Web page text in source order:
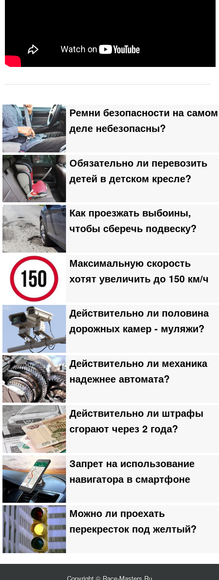
Ремни безопасности на самом
деле небезопасны?
Обязательно ли перевозить
детей в детском кресле?
Как проезжать выбоины,
чтобы сберечь подвеску?
Максимальную скорость
хотят увеличить до 150 км/ч
Действительно ли половина
дорожных камер - муляжи?
Действительно ли механика
надежнее автомата?
Действительно ли штрафы
сгорают через 2 года?
Запрет на использование
навигатора в смартфоне
Можно ли проехать
перекресток под желтый?